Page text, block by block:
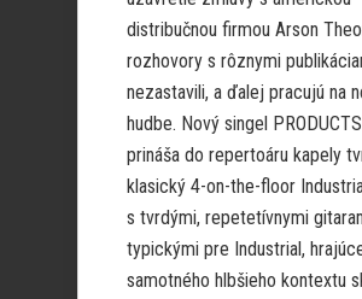
distribučnou firmou Arson
rozhovory s rôznymi
nezastavili, a ďalej pracujú na
hudbe. Nový singel PRODUCTS
prináša do repertoáru kapely
klasický 4-on-the-floor
s tvrdými, repetetívnymi
typickými pre Industrial,
samotného hlbšieho kontextu